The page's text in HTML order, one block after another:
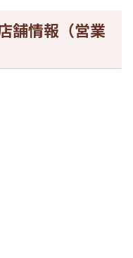
舗情報（営業